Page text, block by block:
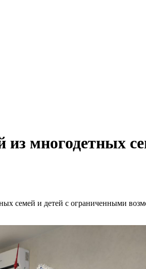
из многодетных
семей и детей с ограниченными